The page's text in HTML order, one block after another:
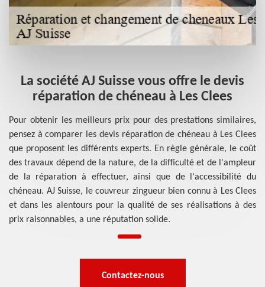
La société AJ Suisse vous offre le devis
réparation de chéneau à Les Clees
Pour obtenir les meilleurs prix pour des prestations similaires,
pensez à comparer les devis réparation de chéneau à Les Clees
que proposent les différents experts. En règle générale, le coût
des travaux dépend de la nature, de la difficulté et de l'ampleur
de la réparation à effectuer, ainsi que de l'accessibilité du
chéneau. AJ Suisse, le couvreur zingueur bien connu à Les Clees
et dans les alentours pour la qualité de ses réalisations à des
prix raisonnables, a une réputation solide.
Contactez-nous